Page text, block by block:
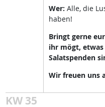
Wer: Alle, die
haben!
Bringt gerne
ihr mögt, etwas
Salatspenden
Wir freuen uns
KW 35